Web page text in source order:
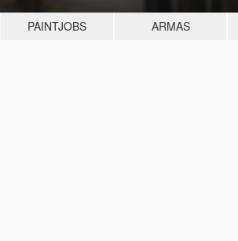
PAINTJOBS ARMAS